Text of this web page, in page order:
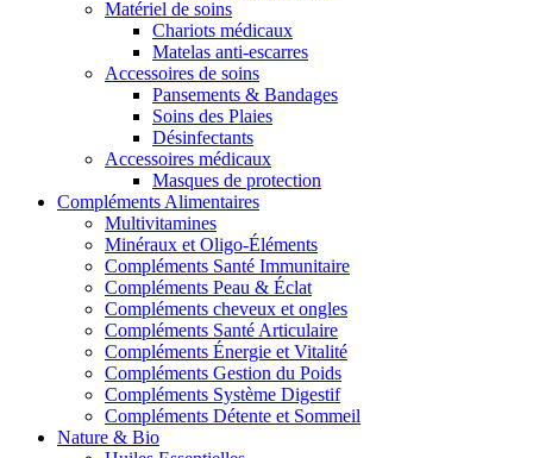
Matériel de soins
Chariots médicaux
Matelas anti-escarres
Accessoires de soins
Pansements & Bandages
Soins des Plaies
Désinfectants
Accessoires médicaux
Masques de protection
Compléments Alimentaires
Multivitamines
Minéraux et Oligo-Éléments
Compléments Santé Immunitaire
Compléments Peau & Éclat
Compléments cheveux et ongles
Compléments Santé Articulaire
Compléments Énergie et Vitalité
Compléments Gestion du Poids
Compléments Système Digestif
Compléments Détente et Sommeil
Nature & Bio